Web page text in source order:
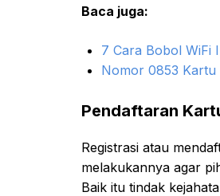
Baca juga:
7 Cara Bobol WiFi
Nomor 0853 Kartu
Pendaftaran
Registrasi atau
melakukannya agar
Baik itu tindak